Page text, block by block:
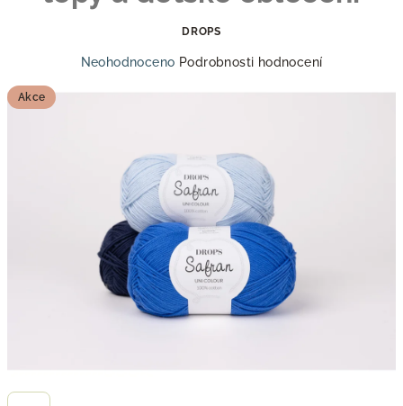
DROPS
Průměrné
hvězdiček.
Neohodnoceno Podrobnosti hodnocení
Akce